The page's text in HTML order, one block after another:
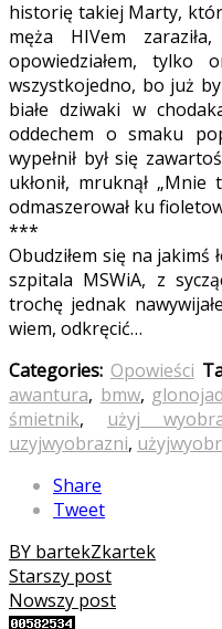
historię takiej Marty,
męża HIVem
opowiedziałem,
wszystkojedno, bo już
białe dziwaki w
oddechem o smaku
wypełnił był się
ukłonił, mruknął
odmaszerował ku
***
Obudziłem się na jakimś
szpitala MSWiA, z
trochę jednak
wiem, odkręcić…
Categories: Opowieści
awantura, bmw, glonojad
śmietnik, użyj
uzyjwyobrazni,
Share
Tweet
BY bartekZkartek
Starszy post
Nowszy post